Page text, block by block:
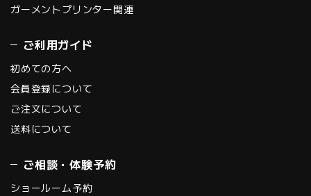
ガーメントプリンター関連
ご利用ガイド
初めての方へ
会員登録について
ご注文について
送料について
ご相談・体験予約
ショールーム予約